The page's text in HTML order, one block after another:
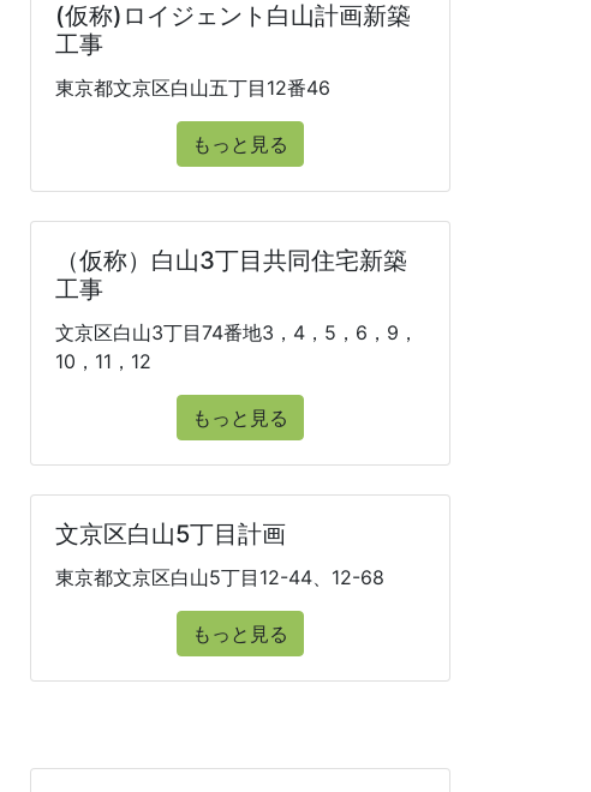
(仮称)ロイジェント白山計画新築
工事
東京都文京区白山五丁目12番46
もっと見る
（仮称）白山3丁目共同住宅新築
工事
文京区白山3丁目74番地3，4，5，6，9，
10，11，12
もっと見る
文京区白山5丁目計画
東京都文京区白山5丁目12-44、12-68
もっと見る